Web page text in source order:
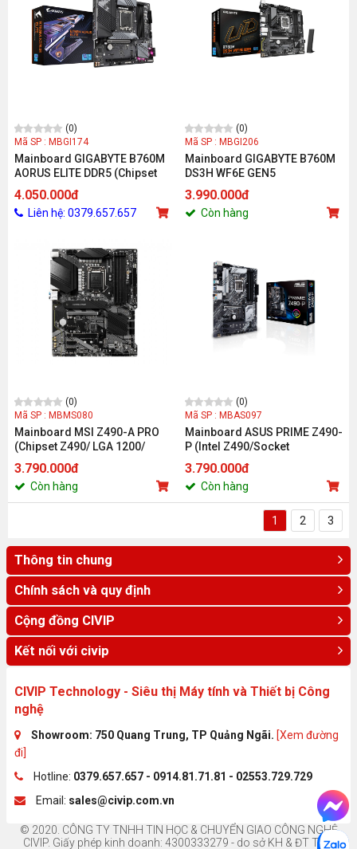
(0)
Mã SP : MBGI174
Mainboard GIGABYTE B760M
AORUS ELITE DDR5 (Chipset
B760, Socket Intel LGA1700,
DDR5, DP / HDMI, mATX)
4.050.000đ
Liên hệ: 0379.657.657
(0)
Mã SP : MBGI206
Mainboard GIGABYTE B760M
DS3H WF6E GEN5
3.990.000đ
Còn hàng
(0)
Mã SP : MBMS080
Mainboard MSI Z490-A PRO
(Chipset Z490/ LGA 1200/
DDR4 4 Khe/ ATX)
3.790.000đ
Còn hàng
(0)
Mã SP : MBAS097
Mainboard ASUS PRIME Z490-
P (Intel Z490/Socket
1200/ATX/4 khe RAM DDR4)
3.790.000đ
Còn hàng
1 2 3
Thông tin chung
Chính sách và quy định
Cộng đồng CIVIP
Kết nối với civip
CIVIP Technology - Siêu thị Máy tính và Thiết bị Công
nghệ
Showroom: 750 Quang Trung, TP Quảng Ngãi. [Xem đường
đi]
Hotline: 0379.657.657 - 0914.81.71.81 - 02553.729.729
Email: sales@civip.com.vn
© 2020. CÔNG TY TNHH TIN HỌC & CHUYỂN GIAO CÔNG NGHỆ
CIVIP. Giấy phép kinh doanh: 4300333279 - do sở KH & ĐT Tỉnh